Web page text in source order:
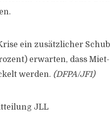
ein zusätzlicher
erwarten, dass
werden. (DFPA/JF1)
JLL